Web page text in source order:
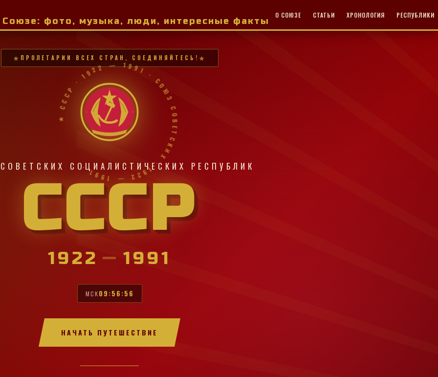
фото, музыка, люди, интересные факты
О СОЮЗЕ СТАТЬИ ХРОНОЛОГИЯ РЕСПУБЛИКИ
ПРОЛЕТАРИИ ВСЕХ СТРАН, СОЕДИНЯЙТЕСЬ!
★ СССР · 1922 — 1991 · СОЮЗ СОВЕТСКИХ · 1922 — 1991 ·
СОЦИАЛИСТИЧЕСКИХ РЕСПУБЛИК
СССР
1922 — 1991
МСК09:56:58
НАЧАТЬ ПУТЕШЕСТВИЕ